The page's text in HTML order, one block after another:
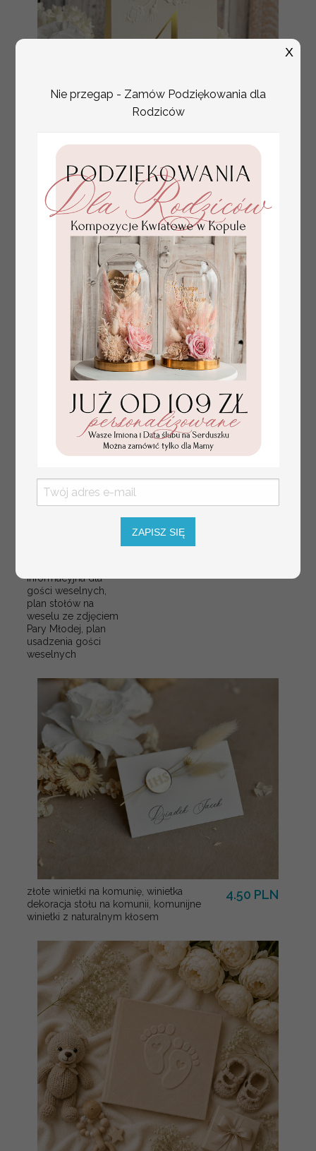
z tłoczonymi kwiatami,
eleganckie numerki na
stoły weselne, tłoczone
numerki na stół weselny,
dekoracja stołów
weselnych tłoczone
Promocja:
10 PLN / 13.00 PLN
informacyjna dla
gości weselnych,
plan stołów na
weselu ze zdjęciem
Pary Młodej, plan
usadzenia gości
weselnych
100 PLN
złote winietki na komunię, winietka
dekoracja stołu na komunii, komunijne
winietki z naturalnym kłosem
4.50 PLN
Nie przegap - Zamów Podziękowania dla
Rodziców
ZAPISZ SIĘ
X